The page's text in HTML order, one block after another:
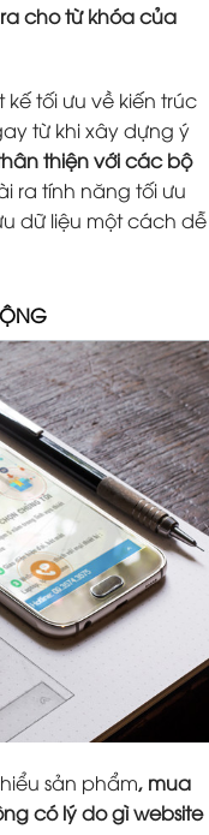
cho từ khóa của
tối ưu về kiến trúc
từ khi xây dựng ý
thiện với các bộ
ra tính năng tối ưu
dữ liệu một cách dễ
sản phẩm, mua
có lý do gì website